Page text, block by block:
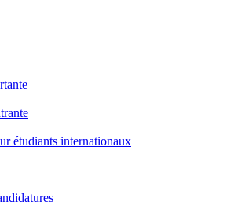
étudiants internationaux